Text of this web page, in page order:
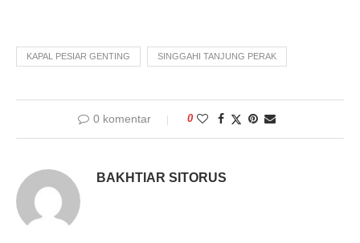
KAPAL PESIAR GENTING SINGGAHI TANJUNG PERAK
0 komentar 0
BAKHTIAR SITORUS